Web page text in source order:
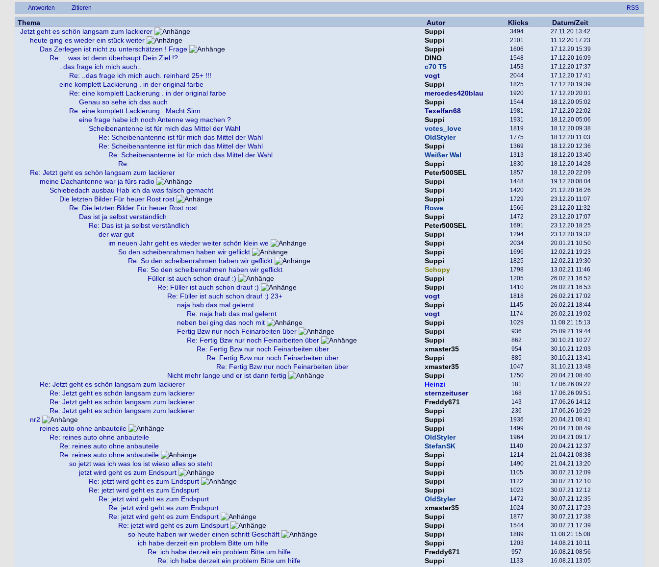
Antworten Zitieren RSS
Thema Autor Klicks
Datum/Zeit
Jetzt geht es schön langsam zum lackierer
Suppi 3494 27.11.20 13:42
heute ging es wieder ein stück weiter Suppi 2101 11.12.20 17:23
Das Zerlegen ist nicht zu unterschätzen ! Frage Suppi 1606 17.12.20 15:39
Re: .. was ist denn überhaupt Dein Ziel !? DINO 1548 17.12.20 16:09
..das frage ich mich auch.. c70 T5 1453 17.12.20 17:37
Re: ..das frage ich mich auch. reinhard 25+ !!! vogt 2044 17.12.20 17:41
eine komplett Lackierung . in der original farbe Suppi 1825 17.12.20 19:39
Re: eine komplett Lackierung . in der original farbe mercedes420blau 1920 17.12.20 20:01
Genau so sehe ich das auch Suppi 1544 18.12.20 05:02
Re: eine komplett Lackierung . Macht Sinn Texelfan68 1981 17.12.20 22:02
eine frage habe ich noch Antenne weg machen ? Suppi 1931 18.12.20 05:06
Scheibenantenne ist für mich das Mittel der Wahl votes_love 1819 18.12.20 09:38
Re: Scheibenantenne ist für mich das Mittel der Wahl OldStyler 1775 18.12.20 11:03
Re: Scheibenantenne ist für mich das Mittel der Wahl Suppi 1369 18.12.20 12:36
Re: Scheibenantenne ist für mich das Mittel der Wahl Weißer Wal 1313 18.12.20 13:40
Re: Suppi 1830 18.12.20 14:28
Re: Jetzt geht es schön langsam zum lackierer Peter500SEL 1857 18.12.20 22:09
meine Dachantenne war ja fürs radio Suppi 1448 19.12.20 08:04
Schiebedach ausbau Hab ich da was falsch gemacht Suppi 1420 21.12.20 16:26
Die letzten Bilder Für heuer Rost rost Suppi 1729 23.12.20 11:07
Re: Die letzten Bilder Für heuer Rost rost Rowe 1566 23.12.20 11:32
Das ist ja selbst verständlich Suppi 1472 23.12.20 17:07
Re: Das ist ja selbst verständlich Peter500SEL 1691 23.12.20 18:25
der war gut Suppi 1294 23.12.20 19:32
im neuen Jahr geht es wieder weiter schön klein we Suppi 2034 20.01.21 10:50
So den scheibenrahmen haben wir geflickt Suppi 1696 12.02.21 19:23
Re: So den scheibenrahmen haben wir geflickt Suppi 1825 12.02.21 19:30
Re: So den scheibenrahmen haben wir geflickt Schopy 1798 13.02.21 11:46
Füller ist auch schon drauf :) Suppi 1205 26.02.21 16:52
Re: Füller ist auch schon drauf :) Suppi 1410 26.02.21 16:53
Re: Füller ist auch schon drauf :) 23+ vogt 1818 26.02.21 17:02
naja hab das mal gelernt Suppi 1145 26.02.21 18:44
Re: naja hab das mal gelernt vogt 1174 26.02.21 19:02
neben bei ging das noch mit Suppi 1029 11.08.21 15:13
Fertig Bzw nur noch Feinarbeiten über Suppi 936 25.09.21 19:44
Re: Fertig Bzw nur noch Feinarbeiten über Suppi 862 30.10.21 10:27
Re: Fertig Bzw nur noch Feinarbeiten über xmaster35 954 30.10.21 12:03
Re: Fertig Bzw nur noch Feinarbeiten über Suppi 885 30.10.21 13:41
Re: Fertig Bzw nur noch Feinarbeiten über xmaster35 1047 31.10.21 13:48
Nicht mehr lange und er ist dann fertig Suppi 1750 20.04.21 08:40
Re: Jetzt geht es schön langsam zum lackierer Heinzi 181 17.06.26 09:22
Re: Jetzt geht es schön langsam zum lackierer sternzeituser 168 17.06.26 09:51
Re: Jetzt geht es schön langsam zum lackierer Freddy671 143 17.06.26 14:12
Re: Jetzt geht es schön langsam zum lackierer Suppi 236 17.06.26 16:29
nr2 Suppi 1936 20.04.21 08:41
reines auto ohne anbauteile Suppi 1499 20.04.21 08:49
Re: reines auto ohne anbauteile OldStyler 1964 20.04.21 09:17
Re: reines auto ohne anbauteile StefanSK 1140 20.04.21 12:37
Re: reines auto ohne anbauteile Suppi 1214 21.04.21 08:38
so jetzt was ich was los ist wieso alles so steht Suppi 1490 21.04.21 13:20
jetzt wird geht es zum Endspurt Suppi 1105 30.07.21 12:09
Re: jetzt wird geht es zum Endspurt Suppi 1122 30.07.21 12:10
Re: jetzt wird geht es zum Endspurt Suppi 1023 30.07.21 12:12
Re: jetzt wird geht es zum Endspurt OldStyler 1472 30.07.21 12:35
Re: jetzt wird geht es zum Endspurt xmaster35 1024 30.07.21 17:23
Re: jetzt wird geht es zum Endspurt Suppi 1877 30.07.21 17:38
Re: jetzt wird geht es zum Endspurt Suppi 1544 30.07.21 17:39
so heute haben wir wieder einen schritt Geschäft Suppi 1889 11.08.21 15:08
ich habe derzeit ein problem Bitte um hilfe Suppi 1203 14.08.21 10:11
Re: ich habe derzeit ein problem Bitte um hilfe Freddy671 957 16.08.21 08:56
Re: ich habe derzeit ein problem Bitte um hilfe Suppi 1133 16.08.21 13:05